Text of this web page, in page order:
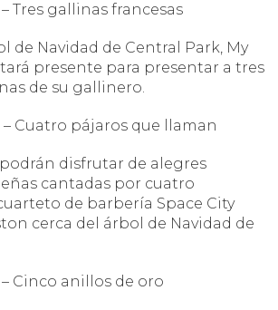
Tres gallinas francesas
de Navidad de Central Park, My
presente para presentar a tres
de su gallinero.
Cuatro pájaros que llaman
disfrutar de alegres
cantadas por cuatro
de barbería Space City
cerca del árbol de Navidad de
Cinco anillos de oro